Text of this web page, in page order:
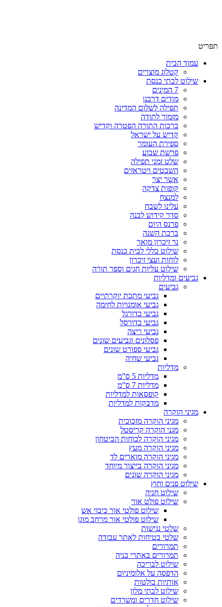
תפריט
עמוד הבית
קטלוג מוצרים
שילוט לבתי כנסת
7 המינים
מודים דרבנן
תפילה לשלום המדינה
מזמור לתודה
ברכות התורה הפטרה וקדיש
קדיש על ישראל
ספירת העומר
פרשת שבוע
שלט זמני תפילה
השבטים ויטראזים
אשר יצר
קופות צדקה
למנצח
עלינו לשבח
סדר קידוש לבנה
פרנס היום
ברכת השנה
נר זיכרון מואר
שילוט כללי לבית כנסת
לוחות ועצי זיכרון
שילוט עליות חגים וספר תורה
גביעים ומדליות
גביעים
גביעי מתכת יוקרתיים
גביעי אומנויות לחימה
גביעי כדורגל
גביעי כדורסל
גביעי ריצה
פסלונים וגביעים שונים
גביעי ספורט שונים
גביעי שחיה
מדליות
מדליות 5 ס”מ
מדליות 7 ס”מ
קופסאות למדליות
מדבקות למדליות
מגיני הוקרה
מגיני הוקרה מזכוכית
מגני הוקרה קריסטל
מגיני הוקרה לכוחות הביטחון
מגיני הוקרה מעץ
מגיני הוקרה מוארים לד
מגיני הוקרה בייצור מיוחד
מגיני הוקרה שונים
שילוט פנים וחוץ
שילוט חניה
שילוט פולט אור
שילוט פולטי אור כיבוי אש
שילוט פולטי אור מרחב מוגן
שלטי נגישות
שלטי בטיחות לאתר עבודה
תמרורים
תמרורים באתרי בניה
שילוט לבריכה
הדפסה על אלומיניום
אותיות בולטות
שילוט לבתי מלון
שילוט חדרים ומשרדים